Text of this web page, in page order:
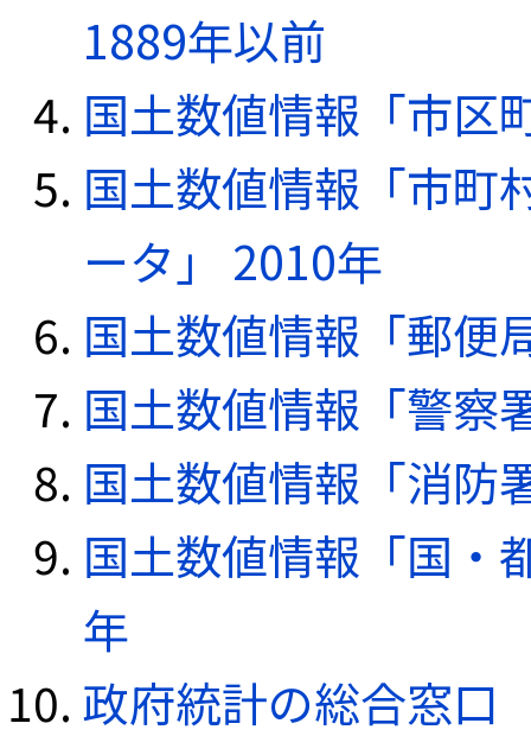
1889年以前
国土数値情報「市区
国土数値情報「市町
ータ」 2010年
国土数値情報「郵便
国土数値情報「警察
国土数値情報「消防
国土数値情報「国・
年
政府統計の総合窓口